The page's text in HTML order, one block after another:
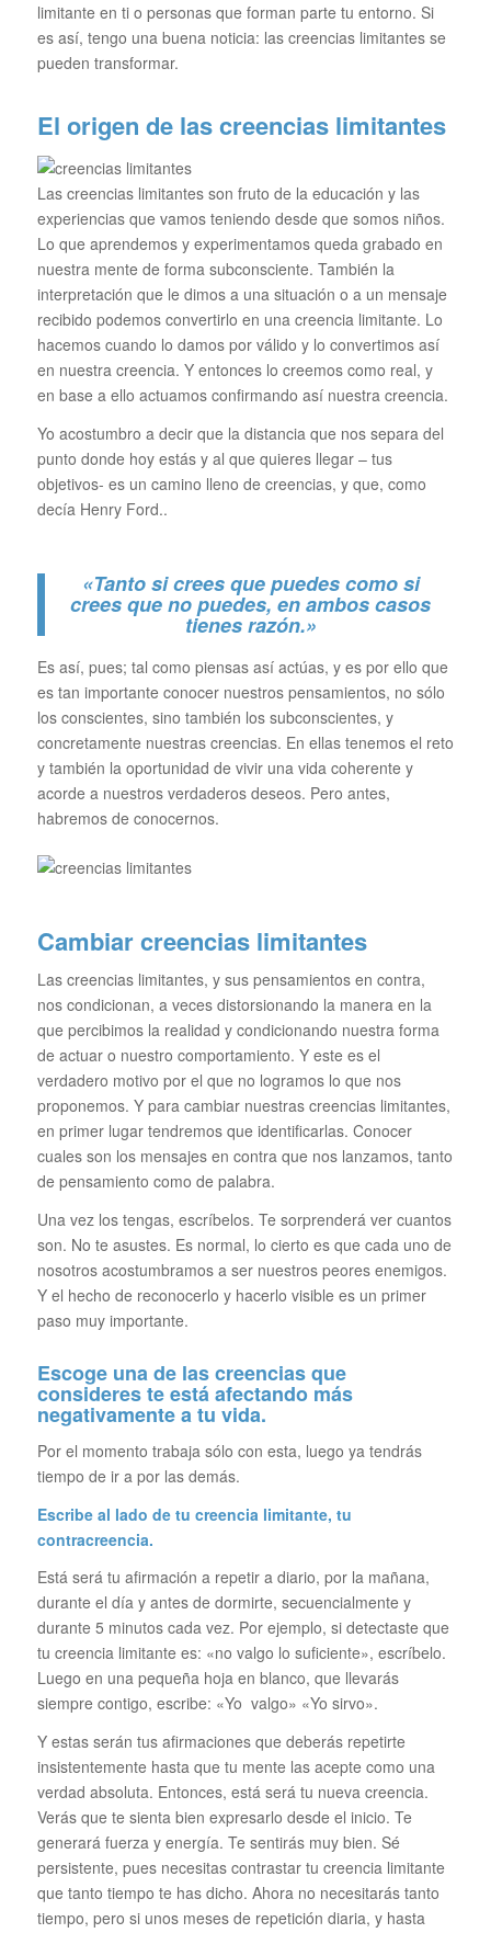
limitante en ti o personas que forman parte tu entorno. Si
es así, tengo una buena noticia: las creencias limitantes se
pueden transformar.
El origen de las creencias limitantes
Las creencias limitantes son fruto de la educación y las
experiencias que vamos teniendo desde que somos niños.
Lo que aprendemos y experimentamos queda grabado en
nuestra mente de forma subconsciente. También la
interpretación que le dimos a una situación o a un mensaje
recibido podemos convertirlo en una creencia limitante. Lo
hacemos cuando lo damos por válido y lo convertimos así
en nuestra creencia. Y entonces lo creemos como real, y
en base a ello actuamos confirmando así nuestra creencia.
Yo acostumbro a decir que la distancia que nos separa del
punto donde hoy estás y al que quieres llegar – tus
objetivos- es un camino lleno de creencias, y que, como
decía Henry Ford..
«Tanto si crees que puedes como si
crees que no puedes, en ambos casos
tienes razón.»
Es así, pues; tal como piensas así actúas, y es por ello que
es tan importante conocer nuestros pensamientos, no sólo
los conscientes, sino también los subconscientes, y
concretamente nuestras creencias. En ellas tenemos el reto
y también la oportunidad de vivir una vida coherente y
acorde a nuestros verdaderos deseos. Pero antes,
habremos de conocernos.
Cambiar creencias limitantes
Las creencias limitantes, y sus pensamientos en contra,
nos condicionan, a veces distorsionando la manera en la
que percibimos la realidad y condicionando nuestra forma
de actuar o nuestro comportamiento. Y este es el
verdadero motivo por el que no logramos lo que nos
proponemos. Y para cambiar nuestras creencias limitantes,
en primer lugar tendremos que identificarlas. Conocer
cuales son los mensajes en contra que nos lanzamos, tanto
de pensamiento como de palabra.
Una vez los tengas, escríbelos. Te sorprenderá ver cuantos
son. No te asustes. Es normal, lo cierto es que cada uno de
nosotros acostumbramos a ser nuestros peores enemigos.
Y el hecho de reconocerlo y hacerlo visible es un primer
paso muy importante.
Escoge una de las creencias que
consideres te está afectando más
negativamente a tu vida.
Por el momento trabaja sólo con esta, luego ya tendrás
tiempo de ir a por las demás.
Escribe al lado de tu creencia limitante, tu
contracreencia.
Está será tu afirmación a repetir a diario, por la mañana,
durante el día y antes de dormirte, secuencialmente y
durante 5 minutos cada vez. Por ejemplo, si detectaste que
tu creencia limitante es: «no valgo lo suficiente», escríbelo.
Luego en una pequeña hoja en blanco, que llevarás
siempre contigo, escribe: «Yo valgo» «Yo sirvo».
Y estas serán tus afirmaciones que deberás repetirte
insistentemente hasta que tu mente las acepte como una
verdad absoluta. Entonces, está será tu nueva creencia.
Verás que te sienta bien expresarlo desde el inicio. Te
generará fuerza y energía. Te sentirás muy bien. Sé
persistente, pues necesitas contrastar tu creencia limitante
que tanto tiempo te has dicho. Ahora no necesitarás tanto
tiempo, pero si unos meses de repetición diaria, y hasta